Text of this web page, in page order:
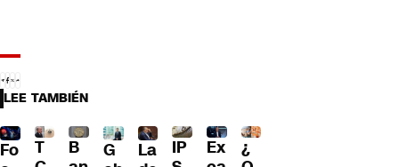
LEE TAMBIÉN
Fo
T
B
G
La
IP
Ex
¿